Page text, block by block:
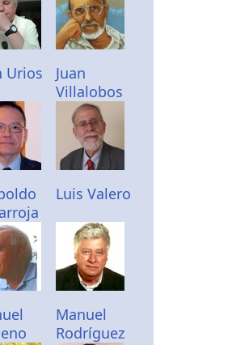
Urios
Juan
Villalobos
Luis Valero
Manuel
Rodríguez